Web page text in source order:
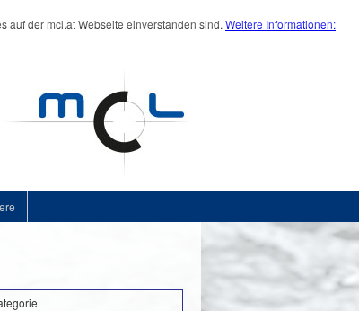
auf der mcl.at Webseite einverstanden sind. Weitere Informationen: